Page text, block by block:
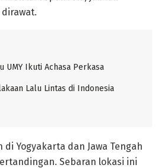
UMY Ikuti Achasa Perkasa
Lalu Lintas di Indonesia
Yogyakarta dan Jawa Tengah
Sebaran lokasi ini